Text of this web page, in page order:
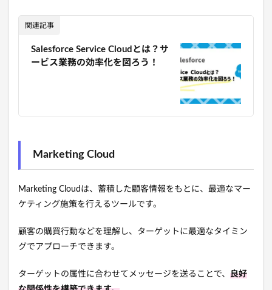
関連記事
Salesforce Service Cloudとは？サ
ービス業務の効率化を図ろう！
Marketing Cloud
Marketing Cloudは、蓄積した顧客情報をもとに、最適なマー
ケティング施策を行えるツールです。
顧客の購買行動などを理解し、ターゲットに最適なタイミン
グでアプローチできます。
ターゲットの属性に合わせてメッセージを送ることで、 良好